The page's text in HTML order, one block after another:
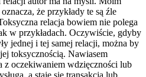
że przykłady te są źle
relacja bowiem nie polega
w przykładach. Oczywiście, gdyby
jednej i tej samej relacji, można by
toksycznością. Nawiasem
z oczekiwaniem wdzięczności lub